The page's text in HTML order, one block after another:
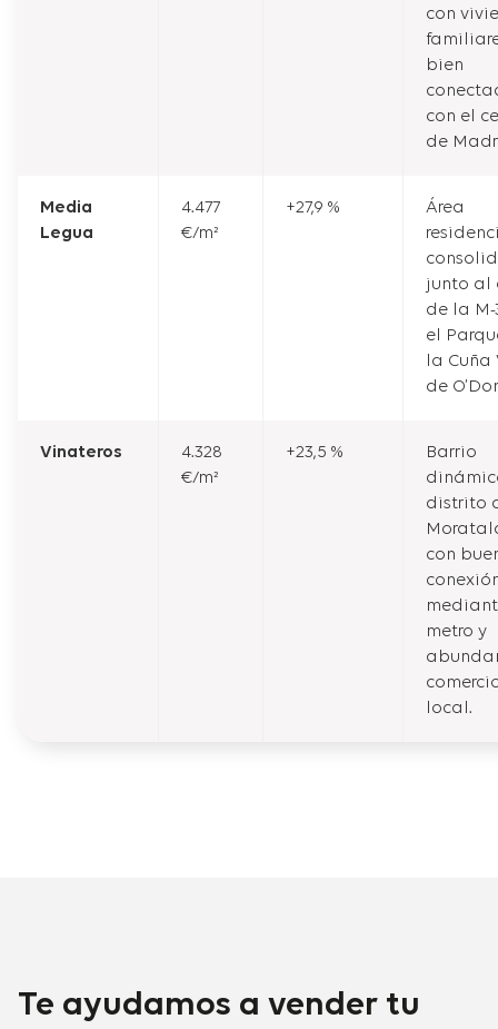
con
bien
con el
de
Media
Legua
4.477
€/m²
+27,9 %
Área
junto al
de la M-
el
la Cuña
de
Vinateros
4.328
€/m²
+23,5 %
Barrio
distrito
con
metro y
local.
Te ayudamos a vender tu